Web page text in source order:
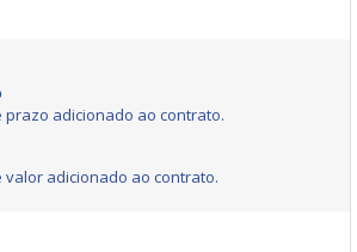
prazo adicionado ao contrato.
adicionado ao contrato.